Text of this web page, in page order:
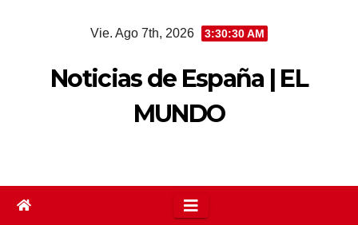
Vie. Ago 7th, 2026 3:30:30 AM
Noticias de España | EL
MUNDO